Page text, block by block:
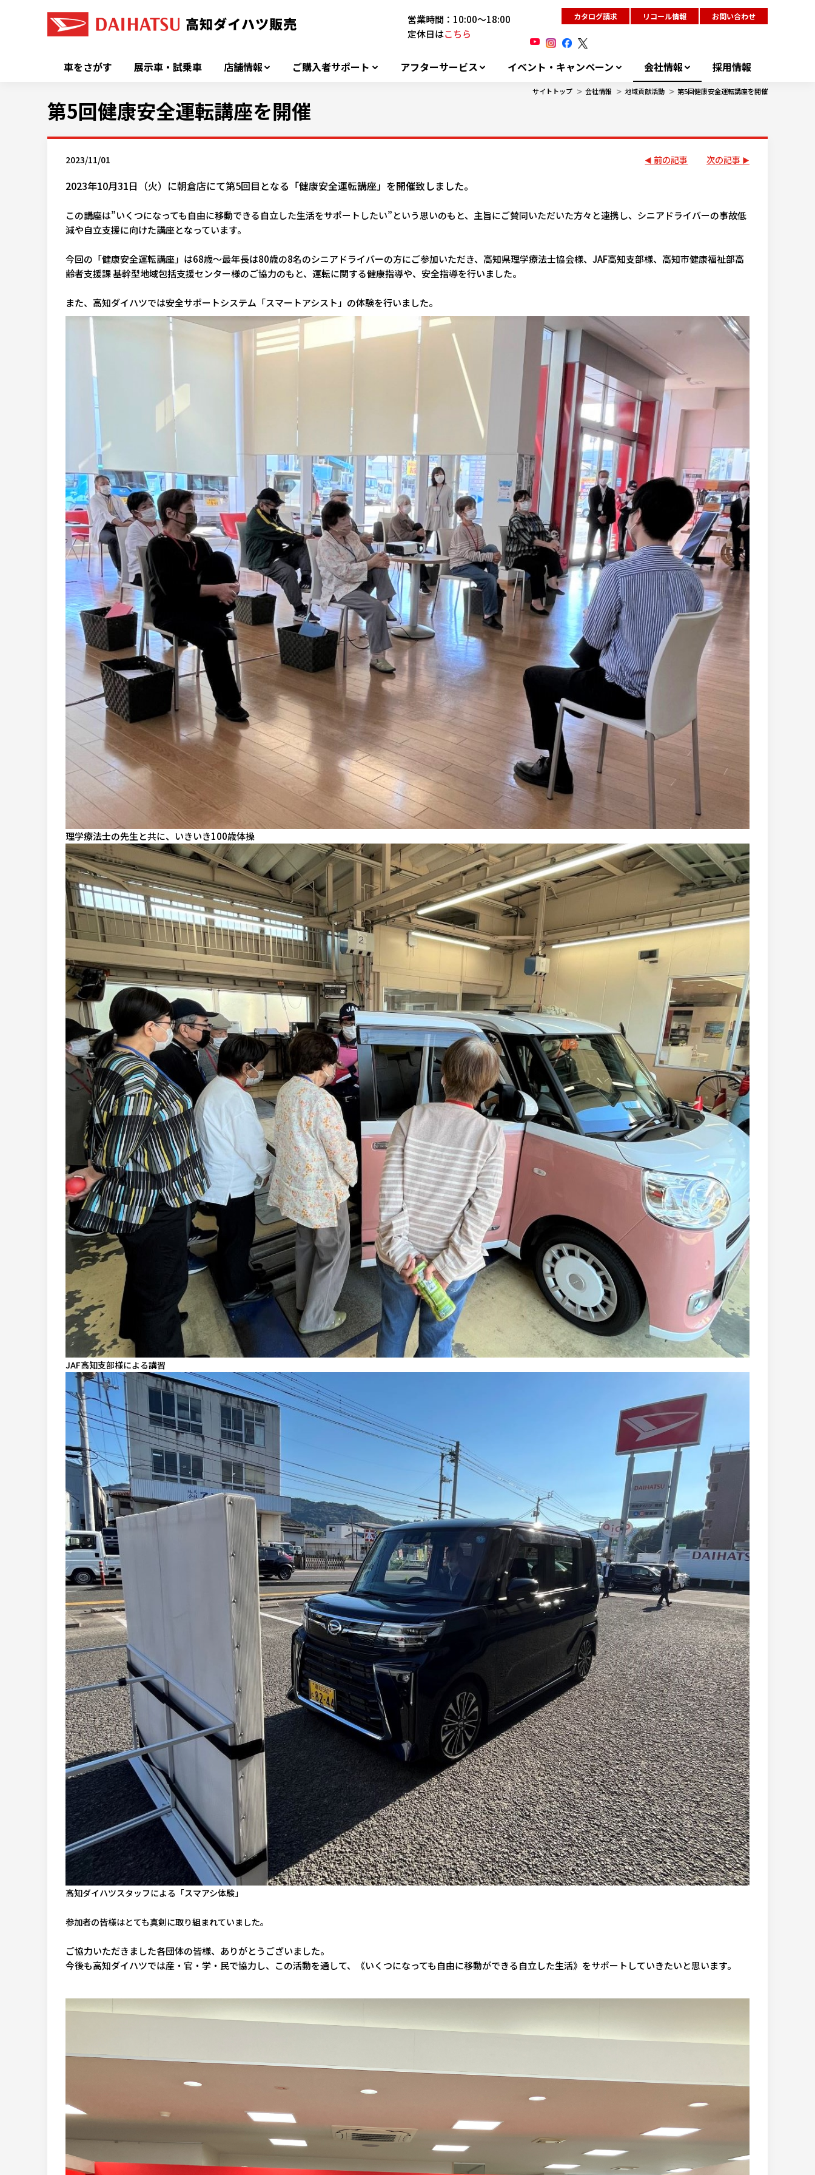
営業時間：10:00～18:00
定休日はこちら
カタログ請求 リコール情報 お問い合わせ
車をさがす 展示車・試乗車 店舗情報 ご購入者サポート アフターサービス イベント・キャンペーン 会社情報 採用情報
サイトトップ > 会社情報 > 地域貢献活動 > 第5回健康安全運転講座を開催
第5回健康安全運転講座を開催
2023/11/01 前の記事 次の記事
2023年10月31日（火）に朝倉店にて第5回目となる「健康安全運転講座」を開催致しました。
この講座は”いくつになっても自由に移動できる自立した生活をサポートしたい”という思いのもと、主旨にご賛同いただいた方々と連携し、シニアドライバーの事故低
減や自立支援に向けた講座となっています。
今回の「健康安全運転講座」は68歳～最年長は80歳の8名のシニアドライバーの方にご参加いただき、 高知県理学療法士協会様、JAF高知支部様、高知市健康福祉部高
齢者支援課 基幹型地域包括支援センター様のご協力のもと、運転に関する健康指導や、安全指導を行いました。
また、高知ダイハツでは安全サポートシステム「スマートアシスト」の体験を行いました。
理学療法士の先生と共に、いきいき100歳体操
JAF高知支部様による講習
高知ダイハツスタッフによる「スマアシ体験」
参加者の皆様はとても真剣に取り組まれていました。
ご協力いただきました各団体の皆様、ありがとうございました。
今後も高知ダイハツでは産・官・学・民で協力し、この活動を通して、《いくつになっても自由に移動ができる自立した生活》をサポートしていきたいと思います。